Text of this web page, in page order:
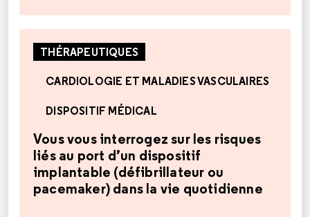
THÉRAPEUTIQUES
CARDIOLOGIE ET MALADIES VASCULAIRES
DISPOSITIF MÉDICAL
Vous vous interrogez sur les risques
liés au port d’un dispositif
implantable (défibrillateur ou
pacemaker) dans la vie quotidienne